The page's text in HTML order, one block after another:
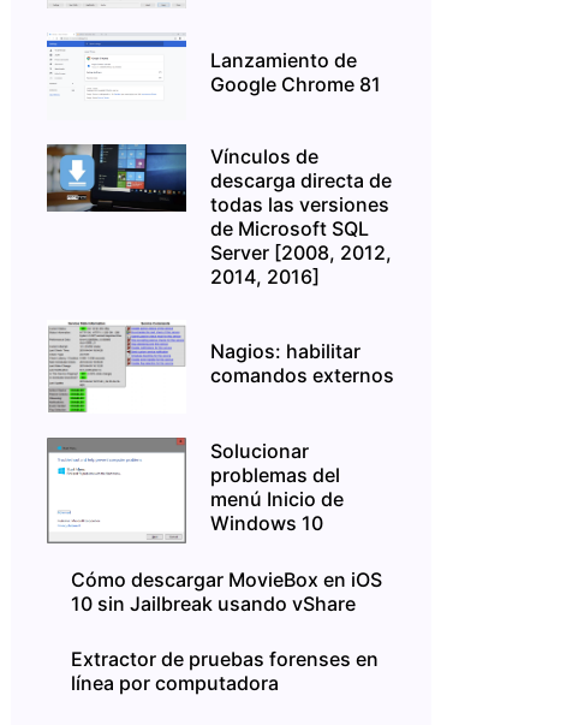
Lanzamiento de
Google Chrome 81
Vínculos de
descarga directa de
todas las versiones
de Microsoft SQL
Server [2008, 2012,
2014, 2016]
Nagios: habilitar
comandos externos
Solucionar
problemas del
menú Inicio de
Windows 10
Cómo descargar MovieBox en iOS
10 sin Jailbreak usando vShare
Extractor de pruebas forenses en
línea por computadora